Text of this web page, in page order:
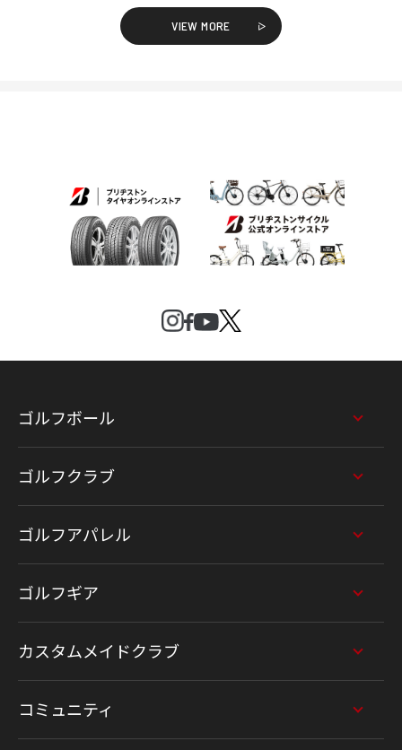
VIEW MORE
ゴルフボール
ゴルフクラブ
ゴルフアパレル
ゴルフギア
カスタムメイドクラブ
コミュニティ